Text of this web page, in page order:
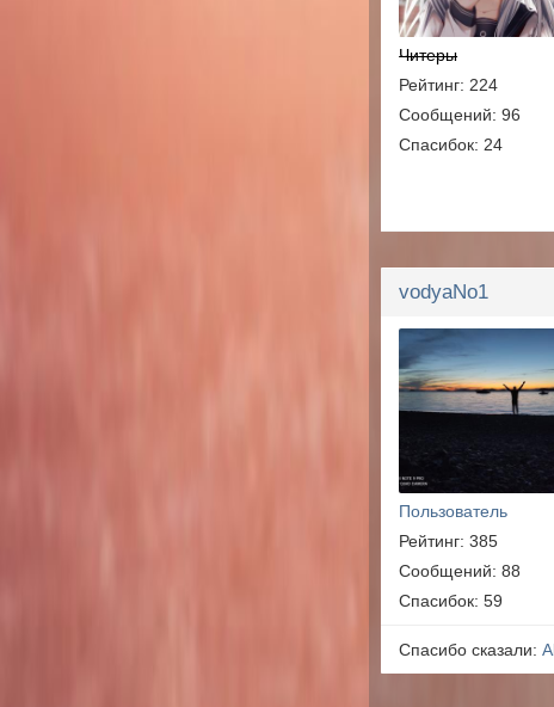
Читеры
Рейтинг: 224
Сообщений: 96
Спасибок: 24
vodyaNo1
Пользователь
Рейтинг: 385
Сообщений: 88
Спасибок: 59
Спасибо сказали: